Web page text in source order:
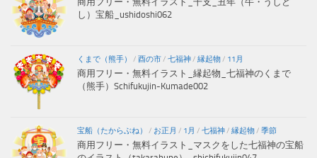
し）宝船_ushidoshi062
くまで（熊手） / 酉の市/ 七福神/ 縁起物/ 11月
商用フリー・無料イラスト_縁起物_七福神のくまで
（熊手）Schifukujin-Kumade002
宝船（たからぶね） / お正月 / 1月 / 七福神/ 縁起物/ 季節
商用フリー・無料イラスト_マスクをした七福神の宝船